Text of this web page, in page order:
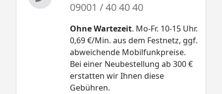
09001 / 40 40 40
Ohne Wartezeit. Mo-Fr. 10-15 Uhr.
0,69 €/Min. aus dem Festnetz, ggf.
abweichende Mobilfunkpreise.
Bei einer Neubestellung ab 300 €
erstatten wir Ihnen diese
Gebühren.